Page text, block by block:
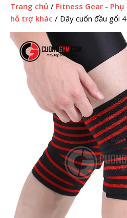
Trang chủ / Fitness Gear -
hỗ trợ khác / Dây cuốn đầu gối